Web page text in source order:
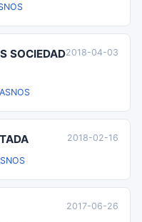
SOCIEDAD2018-04-03
2018-02-16
2017-06-26